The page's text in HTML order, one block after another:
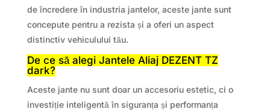
de încredere în industria jantelor, aceste jante sunt
concepute pentru a rezista și a oferi un aspect
distinctiv vehiculului tău.
De ce să alegi Jantele Aliaj DEZENT TZ
dark?
Aceste jante nu sunt doar un accesoriu estetic, ci o
investiție inteligentă în siguranța și performanța